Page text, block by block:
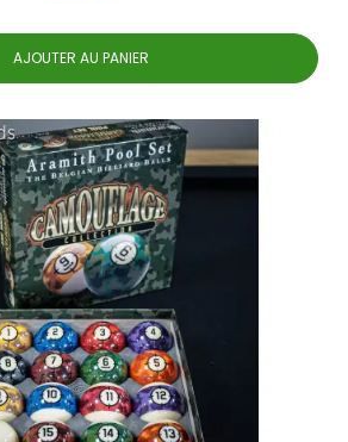
AJOUTER AU PANIER